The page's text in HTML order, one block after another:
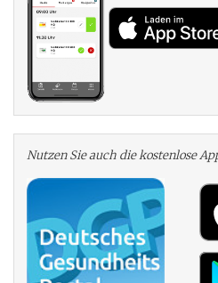
Nutzen Sie auch die kosten­lose